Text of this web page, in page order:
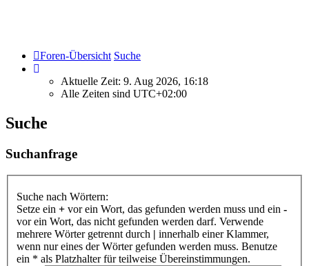
Foren-Übersicht Suche
Aktuelle Zeit: 9. Aug 2026, 16:18
Alle Zeiten sind UTC+02:00
Suche
Suchanfrage
Suche nach Wörtern:
Setze ein + vor ein Wort, das gefunden werden muss und ein -
vor ein Wort, das nicht gefunden werden darf. Verwende
mehrere Wörter getrennt durch | innerhalb einer Klammer,
wenn nur eines der Wörter gefunden werden muss. Benutze
ein * als Platzhalter für teilweise Übereinstimmungen.